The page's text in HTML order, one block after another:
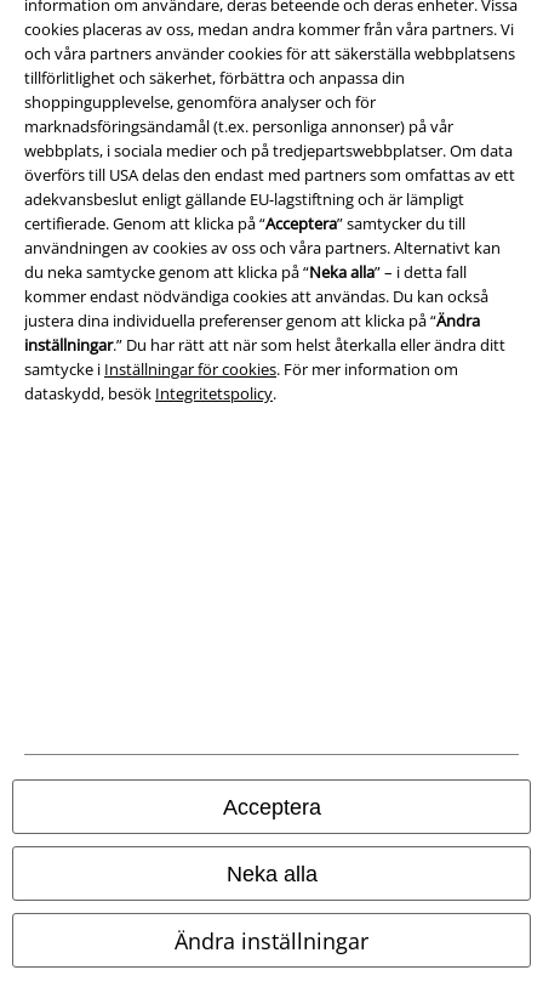
information om användare, deras beteende och deras enheter. Vissa
cookies placeras av oss, medan andra kommer från våra partners. Vi
och våra partners använder cookies för att säkerställa webbplatsens
tillförlitlighet och säkerhet, förbättra och anpassa din
shoppingupplevelse, genomföra analyser och för
marknadsföringsändamål (t.ex. personliga annonser) på vår
webbplats, i sociala medier och på tredjepartswebbplatser. Om data
överförs till USA delas den endast med partners som omfattas av ett
adekvansbeslut enligt gällande EU-lagstiftning och är lämpligt
certifierade. Genom att klicka på “Acceptera” samtycker du till
användningen av cookies av oss och våra partners. Alternativt kan
du neka samtycke genom att klicka på “Neka alla” – i detta fall
kommer endast nödvändiga cookies att användas. Du kan också
justera dina individuella preferenser genom att klicka på “Ändra
inställningar.” Du har rätt att när som helst återkalla eller ändra ditt
samtycke i Inställningar för cookies. För mer information om
dataskydd, besök Integritetspolicy.
Acceptera
Neka alla
Ändra inställningar
Få kvar i lager Finns även i stora storlekar